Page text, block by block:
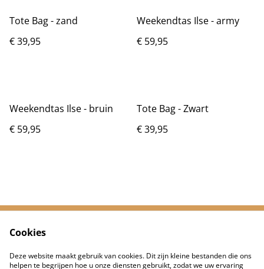
Tote Bag - zand
€ 39,95
Weekendtas Ilse - army
€ 59,95
Weekendtas Ilse - bruin
€ 59,95
Tote Bag - Zwart
€ 39,95
Neem contact met
ons op
Privacybeleid
Cookiebeleid
Cookies
Deze website maakt gebruik van cookies. Dit zijn kleine bestanden die ons
helpen te begrijpen hoe u onze diensten gebruikt, zodat we uw ervaring